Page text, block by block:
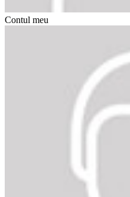
Contul meu